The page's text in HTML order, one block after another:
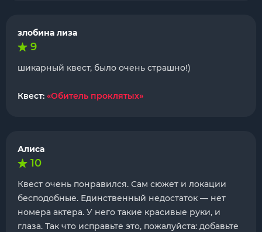
злобина лиза
9
шикарный квест, было очень страшно!)
Квест: «Обитель проклятых»
Алиса
10
Квест очень понравился. Сам сюжет и локации
бесподобные. Единственный недостаток — нет
номера актера. У него такие красивые руки, и
глаза. Так что исправьте это, пожалуйста: добавьте